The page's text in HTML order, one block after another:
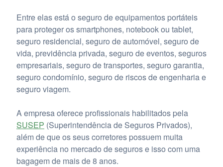
Entre elas está o seguro de equipamentos portáteis
para proteger os smartphones, notebook ou tablet,
seguro residencial, seguro de automóvel, seguro de
vida, previdência privada, seguro de eventos, seguros
empresariais, seguro de transportes, seguro garantia,
seguro condomínio, seguro de riscos de engenharia e
seguro viagem.
A empresa oferece profissionais habilitados pela
SUSEP (Superintendência de Seguros Privados),
além de que os seus corretores possuem muita
experiência no mercado de seguros e isso com uma
bagagem de mais de 8 anos.